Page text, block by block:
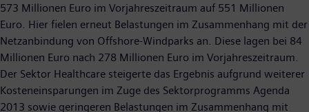
573 Millionen Euro im Vorjahreszeitraum auf 551 Millionen
Euro. Hier fielen erneut Belastungen im Zusammenhang mit der
Netzanbindung von Offshore-Windparks an. Diese lagen bei 84
Millionen Euro nach 278 Millionen Euro im Vorjahreszeitraum.
Der Sektor Healthcare steigerte das Ergebnis aufgrund weiterer
Kosteneinsparungen im Zuge des Sektorprogramms Agenda
2013 sowie geringeren Belastungen im Zusammenhang mit